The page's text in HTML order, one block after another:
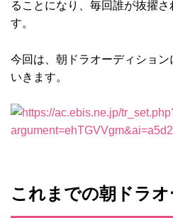
ることになり、毎回誰が抜擢
す。
今回は、朝ドラオーディショ
いきます。
これまでの朝ドラ